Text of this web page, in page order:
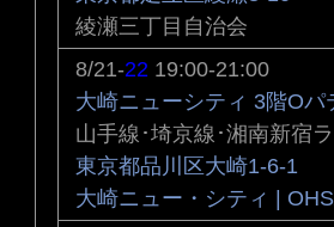
綾瀬三丁目自治会
8/21-22 19:00-21:00
大崎ニューシティ 3階Oパ
山手線･埼京線･湘南新宿
東京都品川区大崎1-6-1
大崎ニュー・シティ |